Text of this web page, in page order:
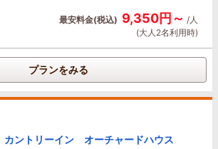
最安料金(税込) 9,350円～ /人
(大人2名利用時)
プランをみる
カントリーイン オーチャードハウス